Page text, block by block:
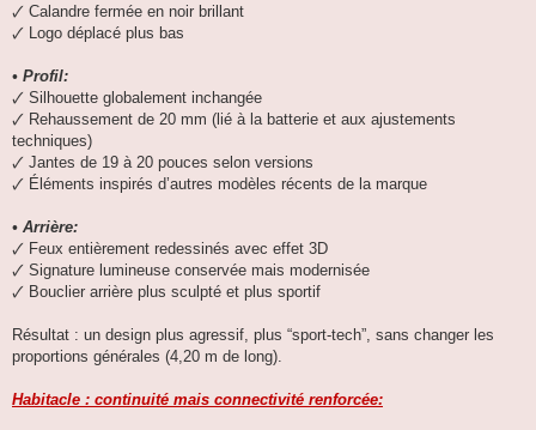
🗸 Calandre fermée en noir brillant
🗸 Logo déplacé plus bas
• Profil:
🗸 Silhouette globalement inchangée
🗸 Rehaussement de 20 mm (lié à la batterie et aux ajustements
techniques)
🗸 Jantes de 19 à 20 pouces selon versions
🗸 Éléments inspirés d’autres modèles récents de la marque
• Arrière:
🗸 Feux entièrement redessinés avec effet 3D
🗸 Signature lumineuse conservée mais modernisée
🗸 Bouclier arrière plus sculpté et plus sportif
Résultat : un design plus agressif, plus “sport-tech”, sans changer les
proportions générales (4,20 m de long).
Habitacle : continuité mais connectivité renforcée: